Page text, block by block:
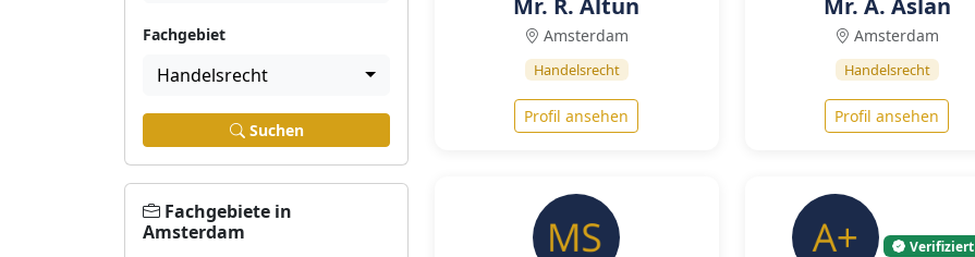
Fachgebiet
Handelsrecht
Suchen
Fachgebiete in
Amsterdam
Mr. R. Altun
Amsterdam
Handelsrecht
Profil ansehen
Mr. A. Aslan
Amsterdam
Handelsrecht
Profil ansehen
Verifiziert